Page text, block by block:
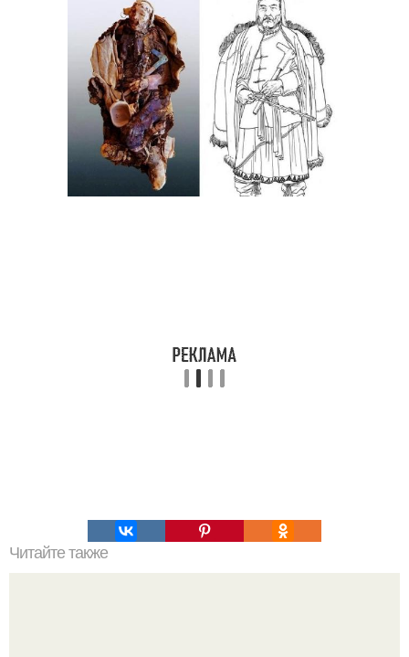
Читайте также